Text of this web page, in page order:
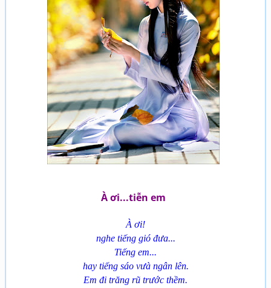
À ơi...tiễn em
À ơi!
nghe tiếng gió đưa...
Tiếng em...
hay tiếng sáo vưà ngân lên.
Em đi trăng rũ trước thềm.